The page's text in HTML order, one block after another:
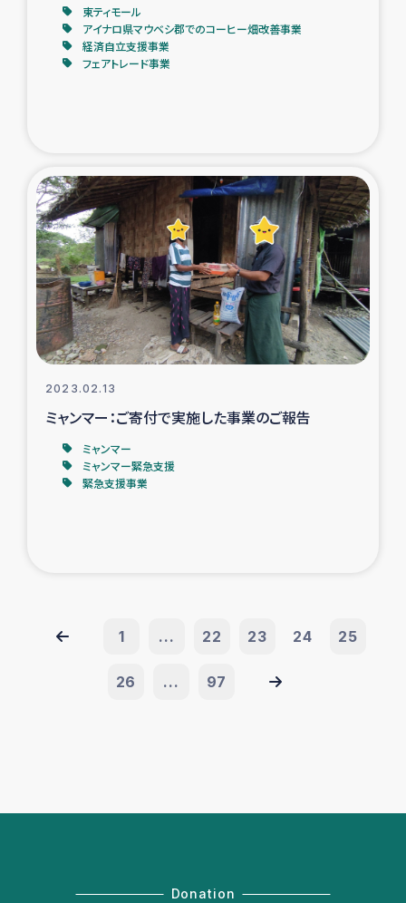
東ティモール
アイナロ県マウベシ郡でのコーヒー畑改善事業
経済自立支援事業
フェアトレード事業
2023.02.13
ミャンマー：ご寄付で実施した事業のご報告
ミャンマー
ミャンマー緊急支援
緊急支援事業
1 ... 22 23 24 25
26 ... 97
Donation